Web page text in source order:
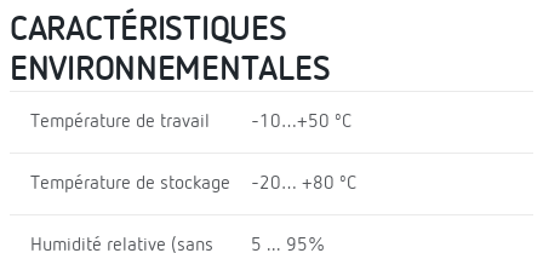
CARACTÉRISTIQUES
ENVIRONNEMENTALES
Température de travail -10…+50 ºC
Température de stockage -20… +80 ºC
Humidité relative (sans 5 ... 95%